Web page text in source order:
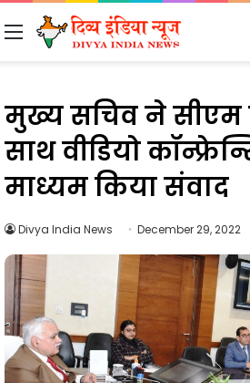
Menu
मुख्य सचिव ने
साथ वीडियो
माध्यम किया संवाद
Divya India News December 29, 2022